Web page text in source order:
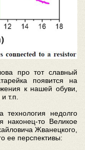
про тот славный
появится на
к нашей обуви,
т.п.
технология недолго
наконец-то Великое
Жванецкого,
ее перспективы: